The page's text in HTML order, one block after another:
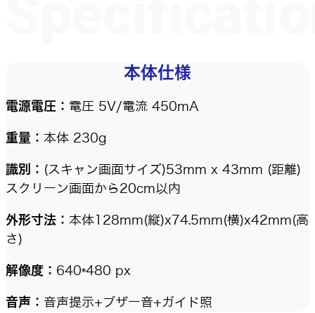
本体仕様
電源電圧： 電圧 5V/電流 450mA
重量： 本体 230g
識別： (スキャン画面サイズ)53mm x 43mm (距離)
スクリーン画面から20cm以内
外形寸法： 本体128mm(縦)x74.5mm(横)x42mm(高
さ)
解像度： 640*480 px
音声： 音声提示+ブザー音+ガイド照